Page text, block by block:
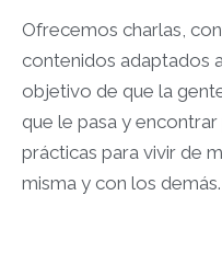
Ofrecemos charlas,
contenidos adaptados
objetivo de que la
que le pasa y
prácticas para vivir de
misma y con los demás.​​